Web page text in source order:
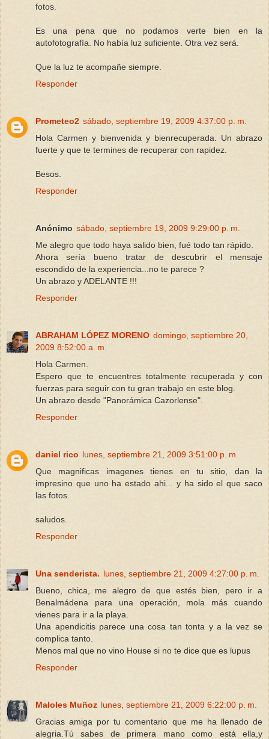
fotos.
Es una pena que no podamos verte bien en la
autofotografía. No había luz suficiente. Otra vez será.
Que la luz te acompañe siempre.
Responder
Prometeo2 sábado, septiembre 19, 2009 4:37:00 p. m.
Hola Carmen y bienvenida y bienrecuperada. Un abrazo
fuerte y que te termines de recuperar con rapidez.
Besos.
Responder
Anónimo sábado, septiembre 19, 2009 9:29:00 p. m.
Me alegro que todo haya salido bien, fué todo tan rápido.
Ahora sería bueno tratar de descubrir el mensaje
escondido de la experiencia...no te parece ?
Un abrazo y ADELANTE !!!
Responder
ABRAHAM LÓPEZ MORENO domingo, septiembre 20,
2009 8:52:00 a. m.
Hola Carmen.
Espero que te encuentres totalmente recuperada y con
fuerzas para seguir con tu gran trabajo en este blog.
Un abrazo desde "Panorámica Cazorlense".
Responder
daniel rico lunes, septiembre 21, 2009 3:51:00 p. m.
Que magnificas imagenes tienes en tu sitio, dan la
impresino que uno ha estado ahi... y ha sido el que saco
las fotos.
saludos.
Responder
Una senderista. lunes, septiembre 21, 2009 4:27:00 p. m.
Bueno, chica, me alegro de que estés bien, pero ir a
Benalmádena para una operación, mola más cuando
vienes para ir a la playa.
Una apendicitis parece una cosa tan tonta y a la vez se
complica tanto.
Menos mal que no vino House si no te dice que es lupus
Responder
Maloles Muñoz lunes, septiembre 21, 2009 6:22:00 p. m.
Gracias amiga por tu comentario que me ha llenado de
alegria.Tú sabes de primera mano como está ella,y